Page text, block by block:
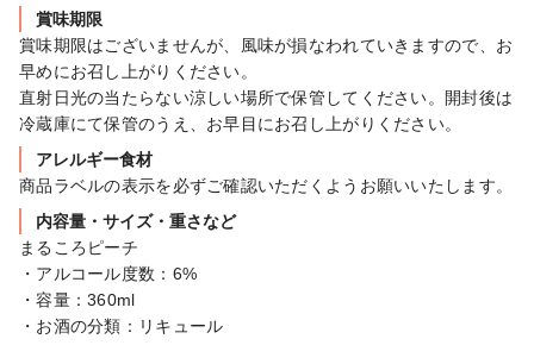
賞味期限
賞味期限はございませんが、風味が損なわれていきますので、お
早めにお召し上がりください。
直射日光の当たらない涼しい場所で保管してください。開封後は
冷蔵庫にて保管のうえ、お早目にお召し上がりください。
アレルギー食材
商品ラベルの表示を必ずご確認いただくようお願いいたします。
内容量・サイズ・重さなど
まるころピーチ
・アルコール度数：6%
・容量：360ml
・お酒の分類：リキュール